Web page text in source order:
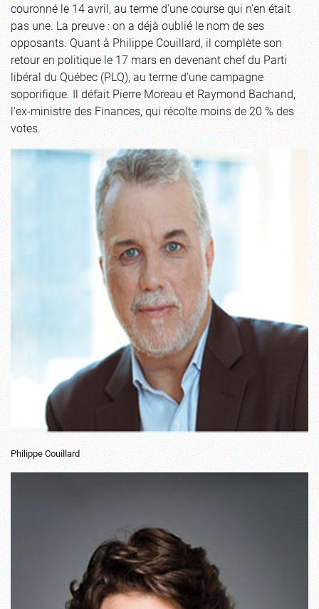
couronné le 14 avril, au terme d'une course qui n'en était
pas une. La preuve : on a déjà oublié le nom de ses
opposants. Quant à Philippe Couillard, il complète son
retour en politique le 17 mars en devenant chef du Parti
libéral du Québec (PLQ), au terme d'une campagne
soporifique. Il défait Pierre Moreau et Raymond Bachand,
l'ex-ministre des Finances, qui récolte moins de 20 % des
votes.
Philippe Couillard